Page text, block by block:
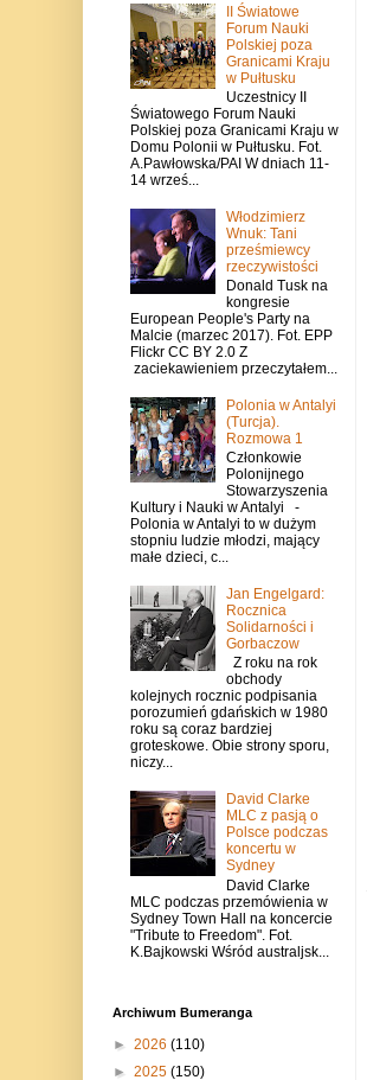
II Światowe
Forum Nauki
Polskiej poza
Granicami Kraju
w Pułtusku
Uczestnicy II
Światowego Forum Nauki
Polskiej poza Granicami Kraju w
Domu Polonii w Pułtusku. Fot.
A.Pawłowska/PAI W dniach 11-
14 wrześ...
Włodzimierz
Wnuk: Tani
prześmiewcy
rzeczywistości
Donald Tusk na
kongresie
European People's Party na
Malcie (marzec 2017). Fot. EPP
Flickr CC BY 2.0 Z
zaciekawieniem przeczytałem...
Polonia w Antalyi
(Turcja).
Rozmowa 1
Członkowie
Polonijnego
Stowarzyszenia
Kultury i Nauki w Antalyi -
Polonia w Antalyi to w dużym
stopniu ludzie młodzi, mający
małe dzieci, c...
Jan Engelgard:
Rocznica
Solidarności i
Gorbaczow
Z roku na rok
obchody
kolejnych rocznic podpisania
porozumień gdańskich w 1980
roku są coraz bardziej
groteskowe. Obie strony sporu,
niczy...
David Clarke
MLC z pasją o
Polsce podczas
koncertu w
Sydney
David Clarke
MLC podczas przemówienia w
Sydney Town Hall na koncercie
"Tribute to Freedom". Fot.
K.Bajkowski Wśród australjsk...
Archiwum Bumeranga
► 2026 (110)
► 2025 (150)